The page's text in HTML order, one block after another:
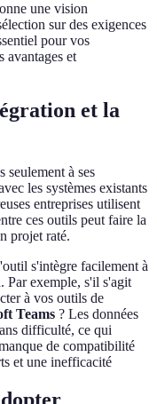
une vision
sur des exigences
pour vos
avantages et
et la
seulement à ses
les systèmes existants
entreprises utilisent
ces outils peut faire la
projet raté.
s'intègre facilement à
Par exemple, s'il s'agit
à vos outils de
Teams ? Les données
difficulté, ce qui
de compatibilité
et une inefficacité